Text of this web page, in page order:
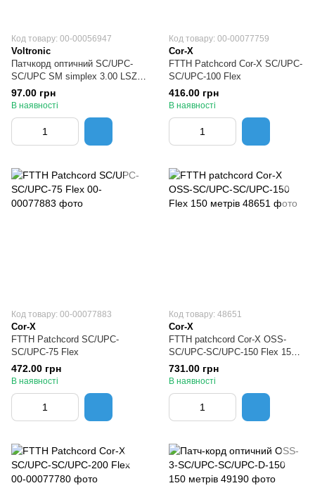
Код товару: 00-00056947
Voltronic
Патчкорд оптичний SC/UPC-
SC/UPC SM simplex 3.00 LSZH
3 метри
97.00 грн
В наявності
Код товару: 00-00077759
Cor-X
FTTH Patchcord Cor-X SC/UPC-
SC/UPC-100 Flex
416.00 грн
В наявності
Код товару: 00-00077883
Cor-X
FTTH Patchcord SC/UPC-
SC/UPC-75 Flex
472.00 грн
В наявності
Код товару: 48651
Cor-X
FTTH patchcord Cor-X OSS-
SC/UPC-SC/UPC-150 Flex 150
метрів
731.00 грн
В наявності